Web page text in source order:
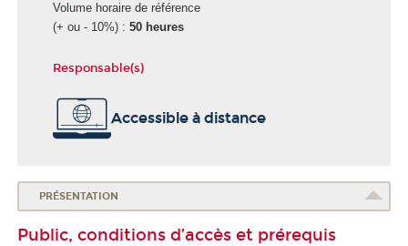
Volume horaire de référence
(+ ou - 10%) : 50 heures
Responsable(s)
É
o
d
e
l
Accessible à distance
PRÉSENTATION
Public, conditions d’accès et prérequis